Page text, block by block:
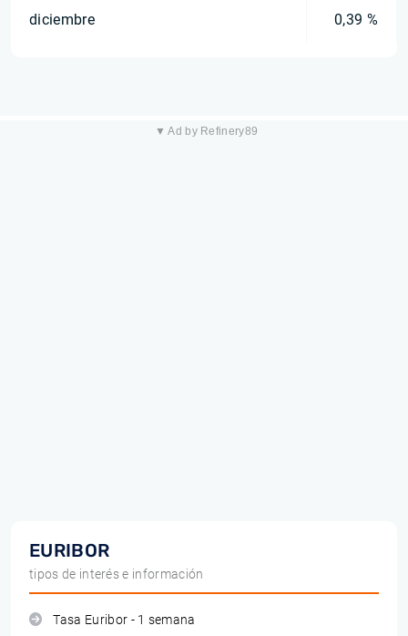
diciembre 0,39 %
▼ Ad by Refinery89
EURIBOR
tipos de interés e información
Tasa Euribor - 1 semana